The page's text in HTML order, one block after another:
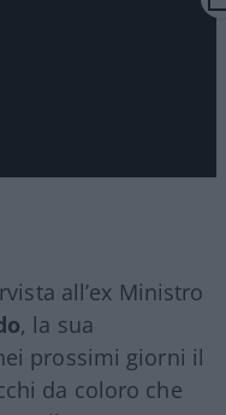
all’ex Ministro
, la sua
prossimi giorni il
da coloro che